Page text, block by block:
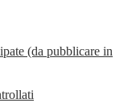
(da pubblicare in